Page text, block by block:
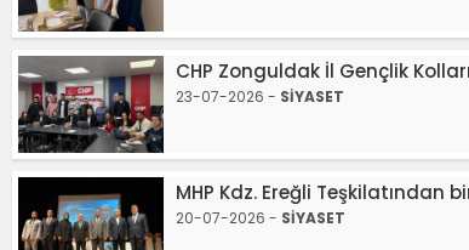
CHP Zonguldak İl Gençlik
23-07-2026 - SİYASET
MHP Kdz. Ereğli Teşkilatından
20-07-2026 - SİYASET